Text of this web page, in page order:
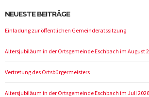
NEUESTE BEITRÄGE
Einladung zur öffentlichen Gemeinderatssitzung
Altersjubiläum in der Ortsgemeinde Eschbach im August
Vertretung des Ortsbürgermeisters
Altersjubiläum in der Ortsgemeinde Eschbach im Juli 2026